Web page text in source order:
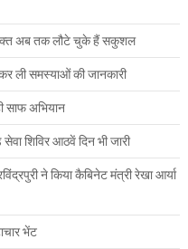
अब तक लौटे चुके हैं सकुशल
कर ली समस्याओं की जानकारी
साफ अभियान
शिविर आठवें दिन भी जारी
ने किया कैबिनेट मंत्री रेखा आर्या
भेंट